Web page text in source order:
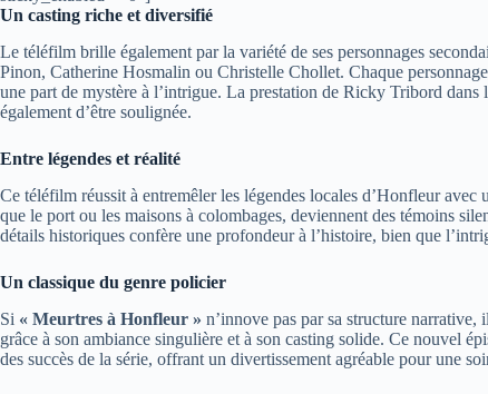
Un casting riche et diversifié
Le téléfilm brille également par la variété de ses personnages
Pinon, Catherine Hosmalin ou Christelle Chollet. Chaque
une part de mystère à l’intrigue. La prestation de Ricky Tribord
également d’être soulignée.
Entre légendes et réalité
Ce téléfilm réussit à entremêler les légendes locales d’Honfleur
que le port ou les maisons à colombages, deviennent des témoins
détails historiques confère une profondeur à l’histoire, bien que
Un classique du genre policier
Si « Meurtres à Honfleur » n’innove pas par sa structure
grâce à son ambiance singulière et à son casting solide. Ce nouvel
des succès de la série, offrant un divertissement agréable pour une